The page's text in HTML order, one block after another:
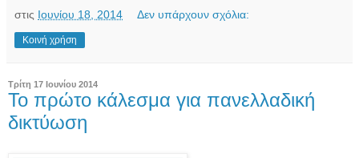
στις Ιουνίου 18, 2014 Δεν υπάρχουν σχόλια:
Κοινή χρήση
Τρίτη 17 Ιουνίου 2014
Το πρώτο κάλεσμα για πανελλαδική
δικτύωση